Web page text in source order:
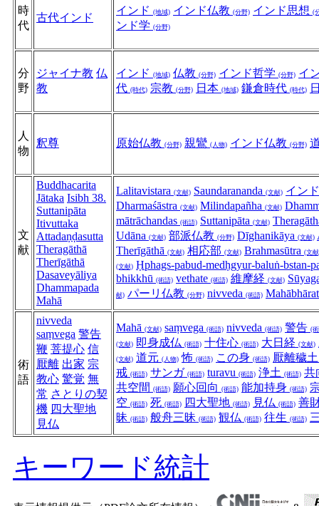
時
代
古代インド
インド (地域) インド仏教 (分野) インド思想 (
ンド学 (分野)
分
野
ジャイナ教 仏
教
インド (地域) 仏教 (分野) インド哲学 (分野) イ
代 (時代) 宗教 (分野) 日本 (地域) 鎌倉時代 (時代)
人
物
釈尊 原始仏教 (分野) 親鸞 (人物) インド仏教 (分野)
文
献
Buddhacarita
Jātaka Isibh 38.
Suttanipāta
Itivuttaka
Attadaṇḍasutta
Theragāthā
Therīgāthā
Dasaveyāliya
Dhammapada
Mahā
Lalitavistara (文献) Saundarananda (文献) イン
Dharmaśāstra (文献) Milindapañha (文献)
mātrāchandas (術語) Suttanipāta (文献)
Udāna (文献) 部派仏教 (分野) Dīghanikāya (文献)
Therīgāthā (文献) 相応部 (文献) Brahmasūtra (文
(文献) Ḥphags-pabud-medḥgyur-baluṅ-bstan-
bhikkhū (術語) vethate (術語) 維摩経 (文献)
献) パーリ仏教 (分野) nivveda (術語)
術
語
nivveda
saṃvega 警告
鞭 菩提心 信
厭離 出家 宗
教心 驚覚 無
常 さとりの契
機 四大聖地
見仏
Mahā (文献) saṃvega (術語) nivveda (術語) 警告 (
(文献) 即身成仏 (術語) 十住心 (術語) 大日経 (文献)
(文献) 道元 (人物) 怖 (術語) この身 (術語) 厭離穢
戒 (術語) サンガ (術語) turavu (術語) 浄土 (術語) 共
共空間 (術語) 願心回向 (術語) 能加持身 (術語)
空 (術語) 死 (術語) 四大聖地 (術語) 見仏 (術語) 善
昧 (術語) 般舟三昧 (術語) 観仏 (術語) 往生 (術語)
キーワード統計